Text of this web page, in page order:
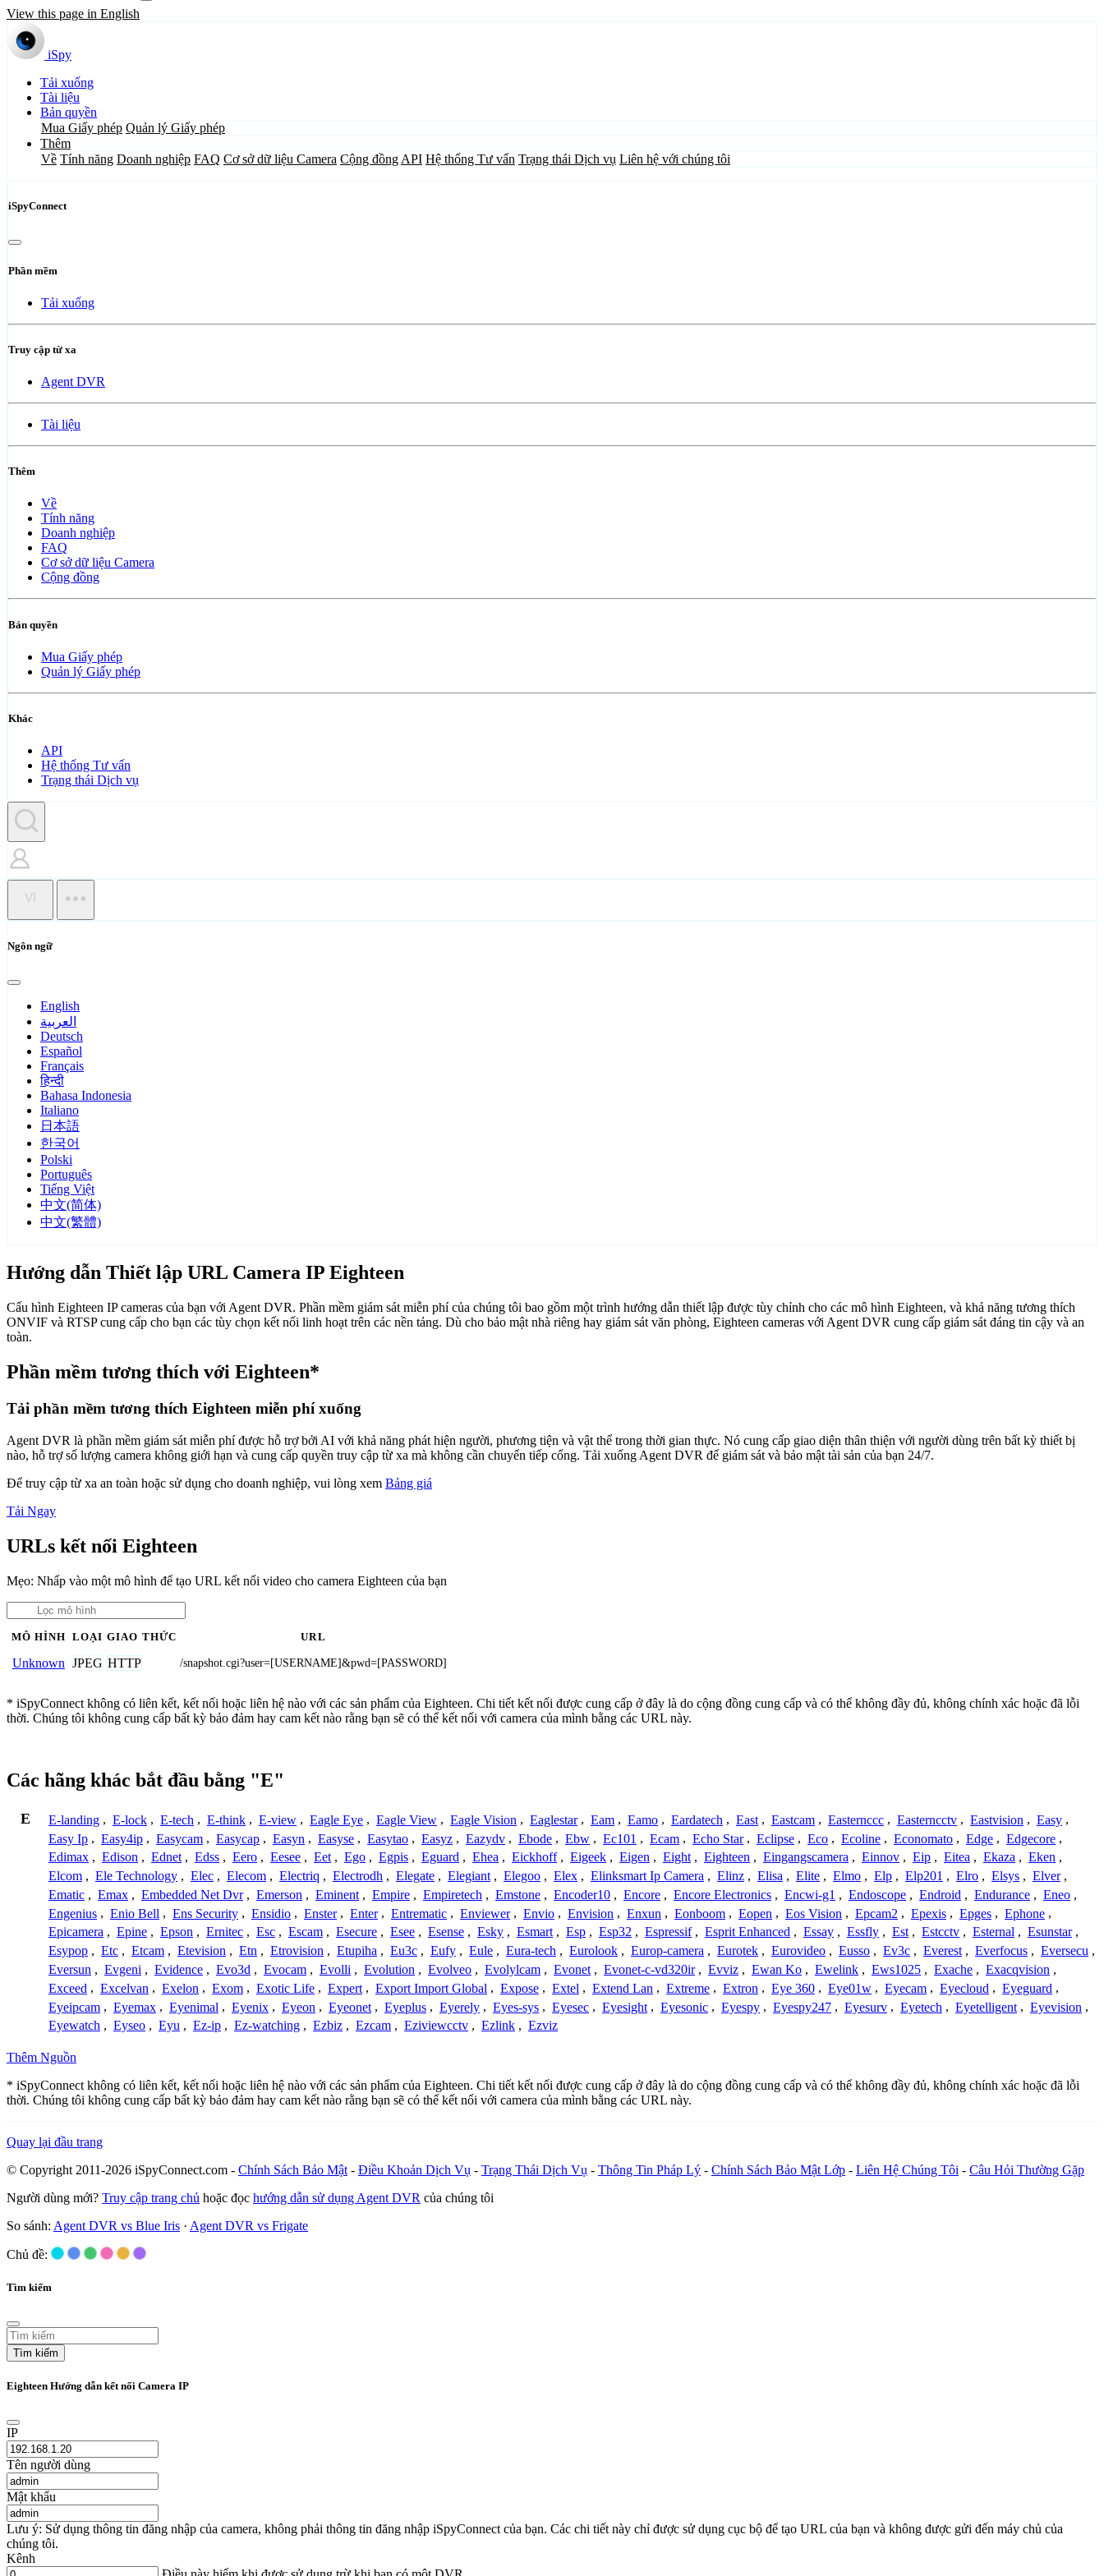
View this page in English
iSpy
Tải xuống
Tài liệu
Bản quyền
Mua Giấy phép Quản lý Giấy phép
Thêm
Về Tính năng Doanh nghiệp FAQ Cơ sở dữ liệu Camera Cộng đồng API Hệ thống Tư vấn Trạng thái Dịch vụ Liên hệ với chúng tôi
iSpyConnect
Phần mềm
Tải xuống
Truy cập từ xa
Agent DVR
Tài liệu
Thêm
Về
Tính năng
Doanh nghiệp
FAQ
Cơ sở dữ liệu Camera
Cộng đồng
Bản quyền
Mua Giấy phép
Quản lý Giấy phép
Khác
API
Hệ thống Tư vấn
Trạng thái Dịch vụ
VI
Ngôn ngữ
English
العربية
Deutsch
Español
Français
हिन्दी
Bahasa Indonesia
Italiano
日本語
한국어
Polski
Português
Tiếng Việt
中文(简体)
中文(繁體)
Hướng dẫn Thiết lập URL Camera IP Eighteen
Cấu hình Eighteen IP cameras của bạn với Agent DVR. Phần mềm giám sát miễn phí của chúng tôi bao gồm một trình hướng dẫn thiết lập được tùy chỉnh cho các mô hình Eighteen, và khả năng tương thích
ONVIF và RTSP cung cấp cho bạn các tùy chọn kết nối linh hoạt trên các nền tảng. Dù cho bảo mật nhà riêng hay giám sát văn phòng, Eighteen cameras với Agent DVR cung cấp giám sát đáng tin cậy và an
toàn.
Phần mềm tương thích với Eighteen*
Tải phần mềm tương thích Eighteen miễn phí xuống
Agent DVR là phần mềm giám sát miễn phí được hỗ trợ bởi AI với khả năng phát hiện người, phương tiện và vật thể trong thời gian thực. Nó cung cấp giao diện thân thiện với người dùng trên bất kỳ thiết bị
nào, hỗ trợ số lượng camera không giới hạn và cung cấp quyền truy cập từ xa mà không cần chuyển tiếp cổng. Tải xuống Agent DVR để giám sát và bảo mật tài sản của bạn 24/7.
Để truy cập từ xa an toàn hoặc sử dụng cho doanh nghiệp, vui lòng xem Bảng giá
Tải Ngay
URLs kết nối Eighteen
Mẹo: Nhấp vào một mô hình để tạo URL kết nối video cho camera Eighteen của bạn
MÔ HÌNH LOẠI GIAO THỨC URL
Unknown JPEG HTTP /snapshot.cgi?user=[USERNAME]&pwd=[PASSWORD]
* iSpyConnect không có liên kết, kết nối hoặc liên hệ nào với các sản phẩm của Eighteen. Chi tiết kết nối được cung cấp ở đây là do cộng đồng cung cấp và có thể không đầy đủ, không chính xác hoặc đã lỗi
thời. Chúng tôi không cung cấp bất kỳ bảo đảm hay cam kết nào rằng bạn sẽ có thể kết nối với camera của mình bằng các URL này.
Các hãng khác bắt đầu bằng "E"
E E-landing , E-lock , E-tech , E-think , E-view , Eagle Eye , Eagle View , Eagle Vision , Eaglestar , Eam , Eamo , Eardatech , East , Eastcam , Easternccc , Easterncctv , Eastvision , Easy ,
Easy Ip , Easy4ip , Easycam , Easycap , Easyn , Easyse , Easytao , Easyz , Eazydv , Ebode , Ebw , Ec101 , Ecam , Echo Star , Eclipse , Eco , Ecoline , Economato , Edge , Edgecore ,
Edimax , Edison , Ednet , Edss , Eero , Eesee , Eet , Ego , Egpis , Eguard , Ehea , Eickhoff , Eigeek , Eigen , Eight , Eighteen , Eingangscamera , Einnov , Eip , Eitea , Ekaza , Eken ,
Elcom , Ele Technology , Elec , Elecom , Electriq , Electrodh , Elegate , Elegiant , Elegoo , Elex , Elinksmart Ip Camera , Elinz , Elisa , Elite , Elmo , Elp , Elp201 , Elro , Elsys , Elver ,
Ematic , Emax , Embedded Net Dvr , Emerson , Eminent , Empire , Empiretech , Emstone , Encoder10 , Encore , Encore Electronics , Encwi-g1 , Endoscope , Endroid , Endurance , Eneo ,
Engenius , Enio Bell , Ens Security , Ensidio , Enster , Enter , Entrematic , Enviewer , Envio , Envision , Enxun , Eonboom , Eopen , Eos Vision , Epcam2 , Epexis , Epges , Ephone ,
Epicamera , Epine , Epson , Ernitec , Esc , Escam , Esecure , Esee , Esense , Esky , Esmart , Esp , Esp32 , Espressif , Esprit Enhanced , Essay , Essfly , Est , Estcctv , Esternal , Esunstar ,
Esypop , Etc , Etcam , Etevision , Etn , Etrovision , Etupiha , Eu3c , Eufy , Eule , Eura-tech , Eurolook , Europ-camera , Eurotek , Eurovideo , Eusso , Ev3c , Everest , Everfocus , Eversecu ,
Eversun , Evgeni , Evidence , Evo3d , Evocam , Evolli , Evolution , Evolveo , Evolylcam , Evonet , Evonet-c-vd320ir , Evviz , Ewan Ko , Ewelink , Ews1025 , Exache , Exacqvision ,
Exceed , Excelvan , Exelon , Exom , Exotic Life , Expert , Export Import Global , Expose , Extel , Extend Lan , Extreme , Extron , Eye 360 , Eye01w , Eyecam , Eyecloud , Eyeguard ,
Eyeipcam , Eyemax , Eyenimal , Eyenix , Eyeon , Eyeonet , Eyeplus , Eyerely , Eyes-sys , Eyesec , Eyesight , Eyesonic , Eyespy , Eyespy247 , Eyesurv , Eyetech , Eyetelligent , Eyevision ,
Eyewatch , Eyseo , Eyu , Ez-ip , Ez-watching , Ezbiz , Ezcam , Eziviewcctv , Ezlink , Ezviz
Thêm Nguồn
* iSpyConnect không có liên kết, kết nối hoặc liên hệ nào với các sản phẩm của Eighteen. Chi tiết kết nối được cung cấp ở đây là do cộng đồng cung cấp và có thể không đầy đủ, không chính xác hoặc đã lỗi
thời. Chúng tôi không cung cấp bất kỳ bảo đảm hay cam kết nào rằng bạn sẽ có thể kết nối với camera của mình bằng các URL này.
Quay lại đầu trang
© Copyright 2011-2026 iSpyConnect.com - Chính Sách Bảo Mật - Điều Khoản Dịch Vụ - Trạng Thái Dịch Vụ - Thông Tin Pháp Lý - Chính Sách Bảo Mật Lớp - Liên Hệ Chúng Tôi - Câu Hỏi Thường Gặp
Người dùng mới? Truy cập trang chủ hoặc đọc hướng dẫn sử dụng Agent DVR của chúng tôi
So sánh: Agent DVR vs Blue Iris · Agent DVR vs Frigate
Chủ đề:
Tìm kiếm
Tìm kiếm
Eighteen Hướng dẫn kết nối Camera IP
IP
Tên người dùng
Mật khẩu
Lưu ý: Sử dụng thông tin đăng nhập của camera, không phải thông tin đăng nhập iSpyConnect của bạn. Các chi tiết này chỉ được sử dụng cục bộ để tạo URL của bạn và không được gửi đến máy chủ của
chúng tôi.
Kênh